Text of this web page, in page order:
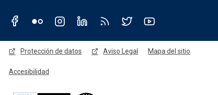
Redes sociales JCCM
Menú legal
Protección de datos Aviso Legal Mapa del sitio
Accesibilidad